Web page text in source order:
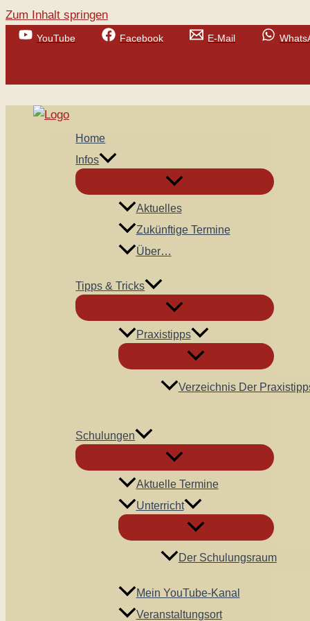
Zum Inhalt springen
YouTube Facebook E-Mail
Home
Infos
Aktuelles
Zukünftige Termine
Über…
Tipps & Tricks
Praxistipps
Verzeichnis Der
Schulungen
Aktuelle Termine
Unterricht
Der Schulungsraum
Mein YouTube-Kanal
Veranstaltungsort